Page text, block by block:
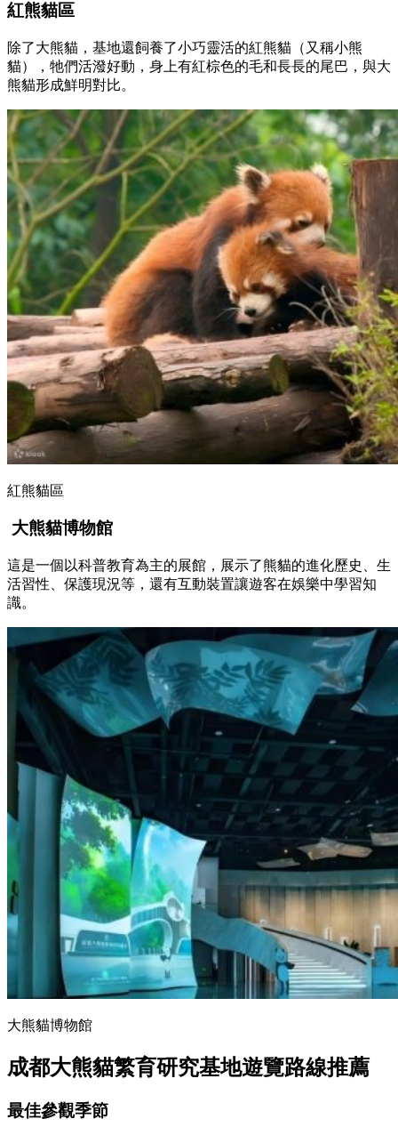
紅熊貓區
除了大熊貓，基地還飼養了小巧靈活的紅熊貓（又稱小熊
貓），牠們活潑好動，身上有紅棕色的毛和長長的尾巴，與大
熊貓形成鮮明對比。
紅熊貓區
大熊貓博物館
這是一個以科普教育為主的展館，展示了熊貓的進化歷史、生
活習性、保護現況等，還有互動裝置讓遊客在娛樂中學習知
識。
大熊貓博物館
成都大熊貓繁育研究基地遊覽路線推薦
最佳參觀季節